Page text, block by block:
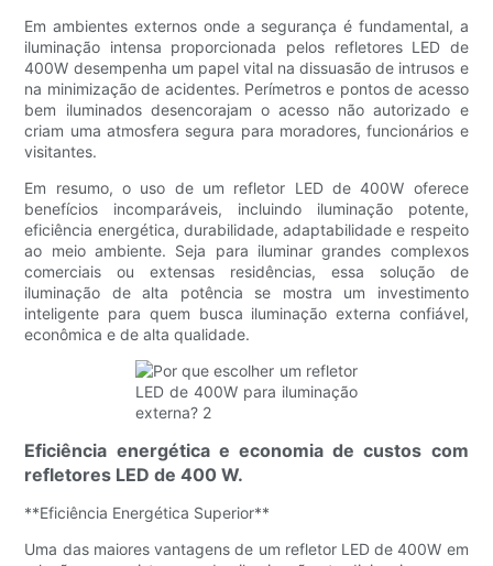
Em ambientes externos onde a segurança é fundamental, a
iluminação intensa proporcionada pelos refletores LED de
400W desempenha um papel vital na dissuasão de intrusos e
na minimização de acidentes. Perímetros e pontos de acesso
bem iluminados desencorajam o acesso não autorizado e
criam uma atmosfera segura para moradores, funcionários e
visitantes.
Em resumo, o uso de um refletor LED de 400W oferece
benefícios incomparáveis, incluindo iluminação potente,
eficiência energética, durabilidade, adaptabilidade e respeito
ao meio ambiente. Seja para iluminar grandes complexos
comerciais ou extensas residências, essa solução de
iluminação de alta potência se mostra um investimento
inteligente para quem busca iluminação externa confiável,
econômica e de alta qualidade.
Eficiência energética e economia de custos com
refletores LED de 400 W.
**Eficiência Energética Superior**
Uma das maiores vantagens de um refletor LED de 400W em